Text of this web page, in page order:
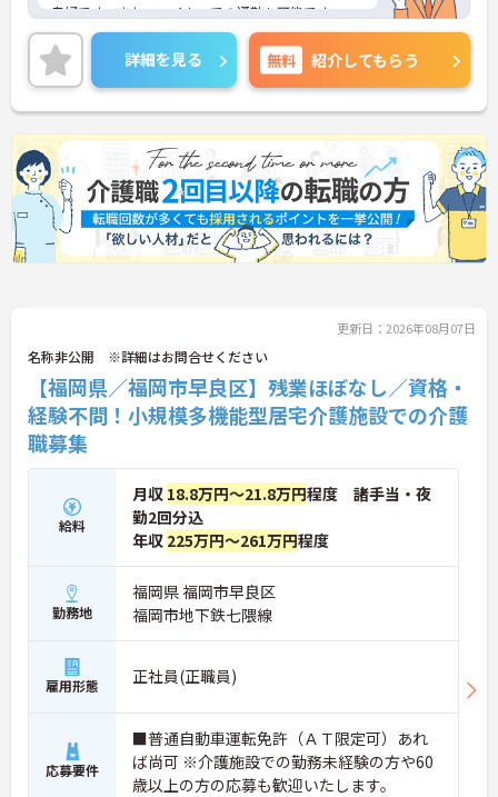
良好です。また、マイカーでの通勤も可能です。
（駐車場自己確保）
九州電力グループが運営する快適性と安全性を備え
た高齢者向けマンションです。豪華でスタイリッシ
ュな空間で気持ちよくお仕事してみませんか？
ご興味がある方は是非一度マイナビまでお問合せ下
さい。更に詳細などお伝えします。
詳細を見る 無料 紹介してもらう
更新日：2026年08月07日
名称非公開 ※詳細はお問合せください
【福岡県／福岡市早良区】残業ほぼなし／資格・
経験不問！小規模多機能型居宅介護施設での介護
職募集
給料
月収 18.8万円～21.8万円程度 諸手当・夜
勤2回分込
年収 225万円～261万円程度
勤務地
福岡県 福岡市早良区
福岡市地下鉄七隈線
雇用形態 正社員(正職員)
応募要件
■普通自動車運転免許（ＡＴ限定可）あれ
ば尚可 ※介護施設での勤務未経験の方や60
歳以上の方の応募も歓迎いたします。